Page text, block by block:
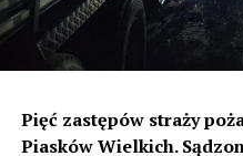
Pięć zastępów straży
Piasków Wielkich.